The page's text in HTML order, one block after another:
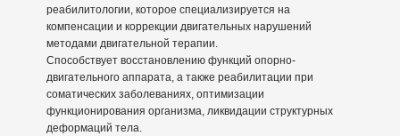
реабилитологии, которое специализируется на
компенсации и коррекции двигательных нарушений
методами двигательной терапии.
Способствует восстановлению функций опорно-
двигательного аппарата, а также реабилитации при
соматических заболеваниях, оптимизации
функционирования организма, ликвидации структурных
деформаций тела.